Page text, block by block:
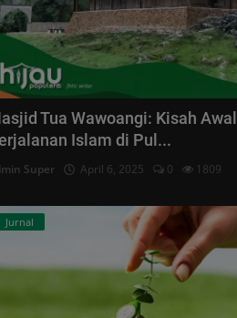
Tua Wawoangi: Kisah Awal
Islam di Pul...
Super April 6, 2025 0 1809
Jurnal